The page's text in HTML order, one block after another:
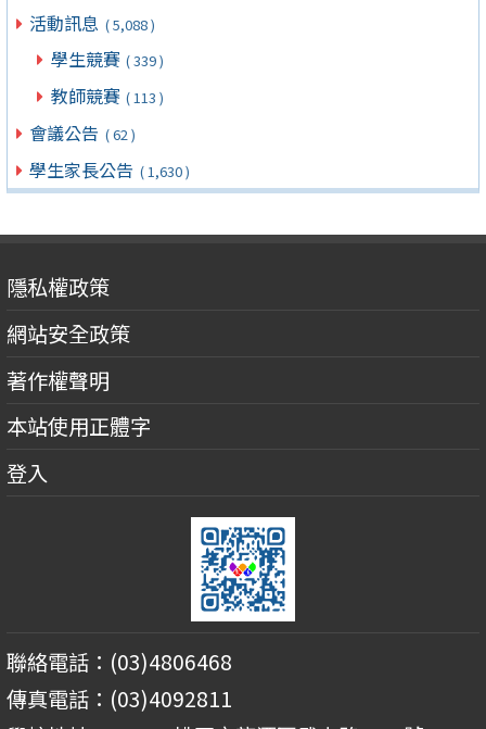
活動訊息 ( 5,088 )
學生競賽 ( 339 )
教師競賽 ( 113 )
會議公告 ( 62 )
學生家長公告 ( 1,630 )
隱私權政策
網站安全政策
著作權聲明
本站使用正體字
登入
聯絡電話：(03)4806468
傳真電話：(03)4092811